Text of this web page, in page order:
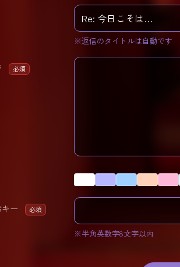
※返信のタイトルは自動です
必須
ー 必須
※半角英数字8文字以内